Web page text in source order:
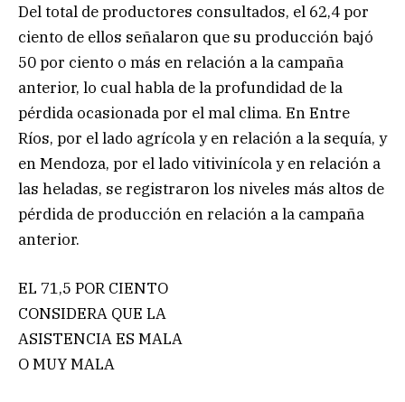
Del total de productores consultados, el 62,4 por
ciento de ellos señalaron que su producción bajó
50 por ciento o más en relación a la campaña
anterior, lo cual habla de la profundidad de la
pérdida ocasionada por el mal clima. En Entre
Ríos, por el lado agrícola y en relación a la sequía, y
en Mendoza, por el lado vitivinícola y en relación a
las heladas, se registraron los niveles más altos de
pérdida de producción en relación a la campaña
anterior.
EL 71,5 POR CIENTO
CONSIDERA QUE LA
ASISTENCIA ES MALA
O MUY MALA